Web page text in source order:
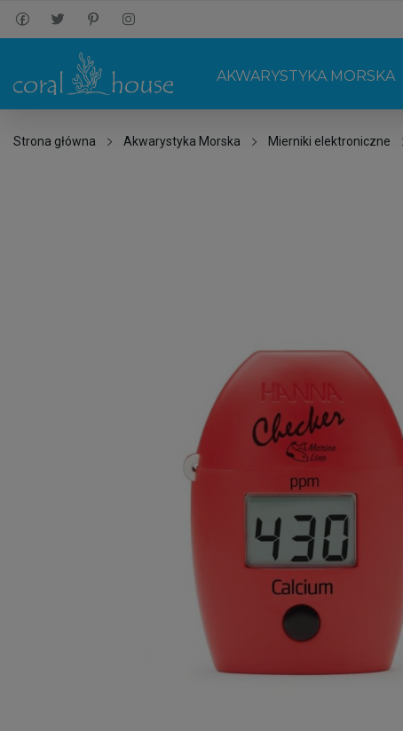
AKWARYSTYKA MORSKA
Strona główna Akwarystyka Morska Mierniki elektroniczne